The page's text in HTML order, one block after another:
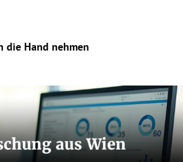
die Hand nehmen